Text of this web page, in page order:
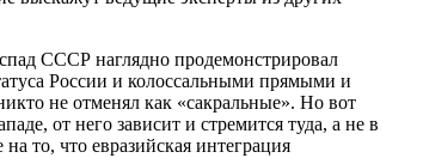
СССР наглядно продемонстрировал
России и колоссальными прямыми и
не отменял как «сакральные». Но вот
от него зависит и стремится туда, а не в
то, что евразийская интеграция